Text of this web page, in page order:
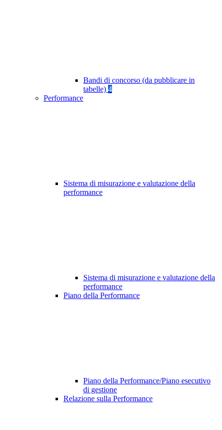
Bandi di concorso (da pubblicare in
tabelle) 4
Performance
Sistema di misurazione e valutazione della
performance
Sistema di misurazione e valutazione della
performance
Piano della Performance
Piano della Performance/Piano esecutivo
di gestione
Relazione sulla Performance